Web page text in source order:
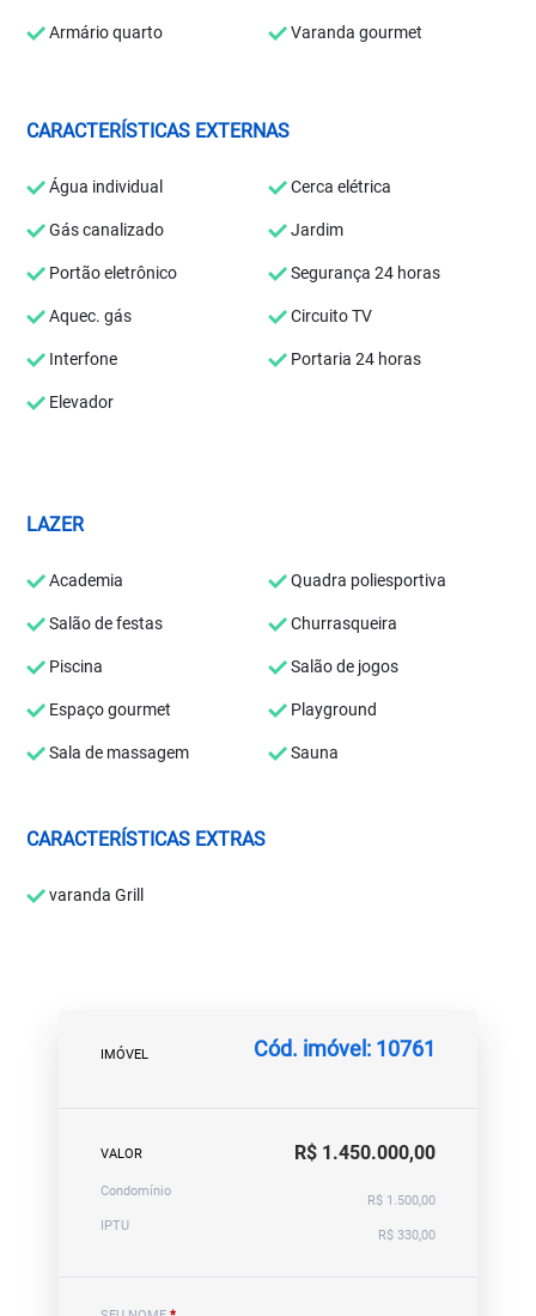
Armário quarto Varanda gourmet
CARACTERÍSTICAS EXTERNAS
Água individual Cerca elétrica
Gás canalizado Jardim
Portão eletrônico Segurança 24 horas
Aquec. gás Circuito TV
Interfone Portaria 24 horas
Elevador
LAZER
Academia Quadra poliesportiva
Salão de festas Churrasqueira
Piscina Salão de jogos
Espaço gourmet Playground
Sala de massagem Sauna
CARACTERÍSTICAS EXTRAS
varanda Grill
IMÓVEL Cód. imóvel: 10761
VALOR R$ 1.450.000,00
Condomínio
R$ 1.500,00
IPTU
R$ 330,00